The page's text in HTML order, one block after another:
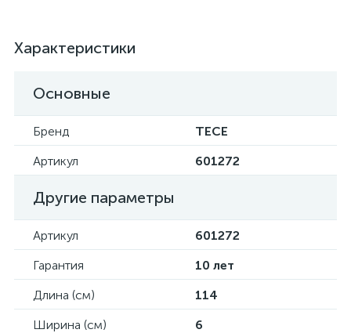
Характеристики
Основные
Бренд
TECE
Артикул
601272
Другие параметры
Артикул
601272
Гарантия
10 лет
Длина (см)
114
Ширина (см)
6